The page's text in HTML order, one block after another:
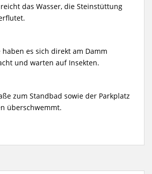
das Wasser, die Steinstüttung
haben es sich direkt am Damm
und warten auf Insekten.
zum Standbad sowie der Parkplatz
überschwemmt.